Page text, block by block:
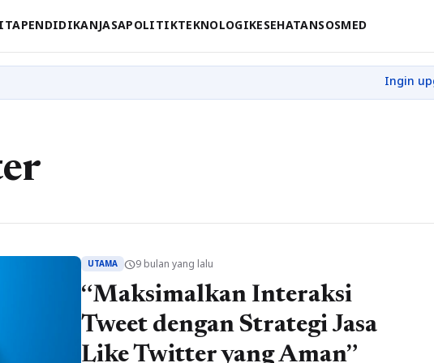
PENDIDIKANJASAPOLITIKTEKNOLOGIKESEHATANSOSMED
UTAMA schedule9 bulan yang lalu
“Maksimalkan Interaksi
Tweet dengan Strategi Jasa
Like Twitter yang Aman”